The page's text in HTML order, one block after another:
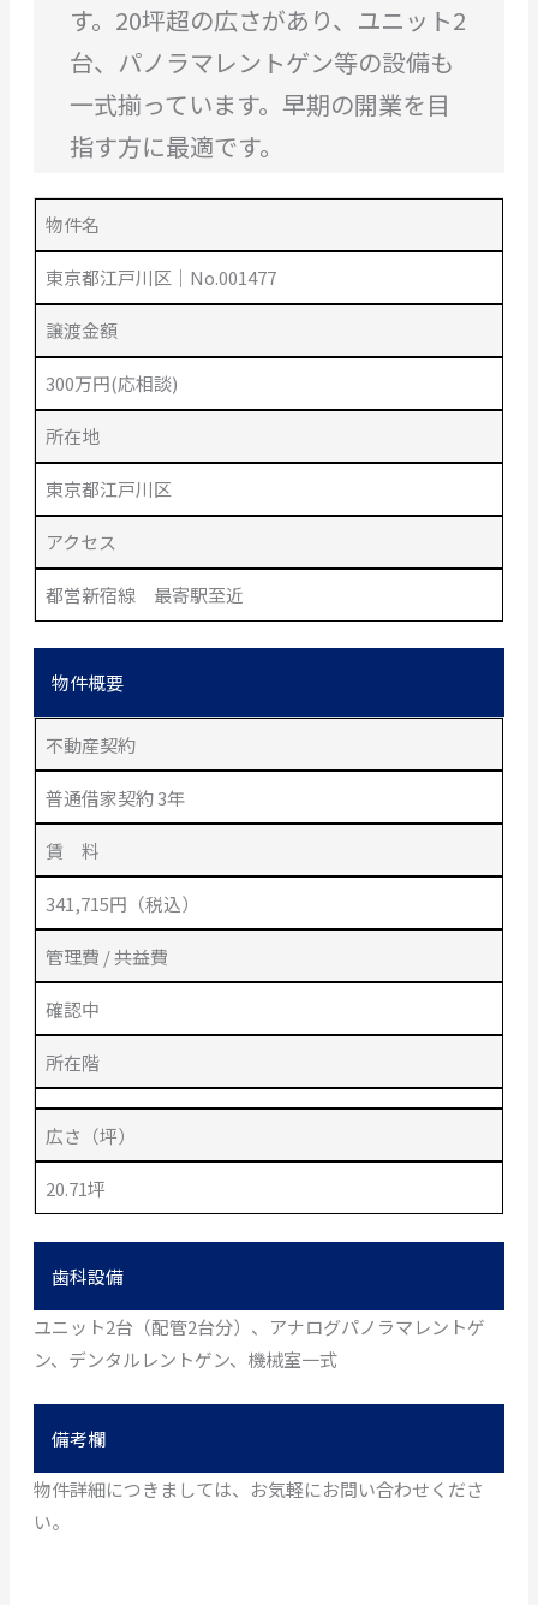
す。20坪超の広さがあり、ユニット2
台、パノラマレントゲン等の設備も
一式揃っています。早期の開業を目
指す方に最適です。
物件名
東京都江戸川区｜No.001477
譲渡金額
300万円(応相談)
所在地
東京都江戸川区
アクセス
都営新宿線 最寄駅至近
物件概要
不動産契約
普通借家契約 3年
賃 料
341,715円（税込）
管理費 / 共益費
確認中
所在階
広さ（坪）
20.71坪
歯科設備
ユニット2台（配管2台分）、アナログパノラマレントゲ
ン、デンタルレントゲン、機械室一式
備考欄
物件詳細につきましては、お気軽にお問い合わせくださ
い。